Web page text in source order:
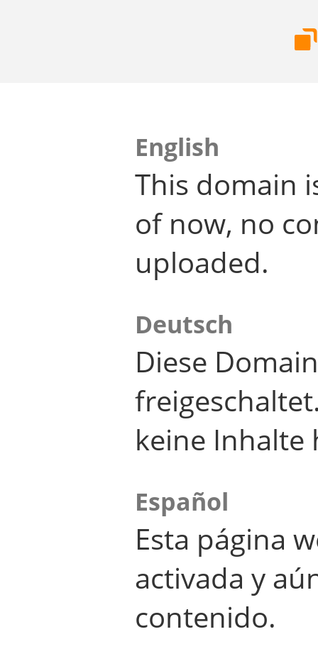
English
This domain
of now, no
uploaded.
Deutsch
Diese
keine Inhalte
Español
Esta página
activada y
contenido.